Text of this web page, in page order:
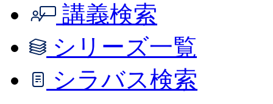
講義検索
シリーズ一覧
シラバス検索